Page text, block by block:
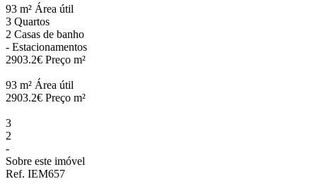
93 m² Área útil
3 Quartos
2 Casas de banho
- Estacionamentos
2903.2€ Preço m²
93 m² Área útil
2903.2€ Preço m²
3
2
-
Sobre este imóvel
Ref. IEM657